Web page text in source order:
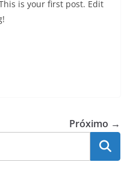
is your first post. Edit
Próximo →